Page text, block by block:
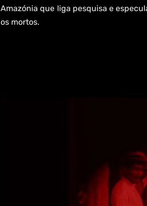
Amazónia que liga pesquisa e
os mortos.